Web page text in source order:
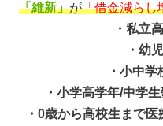
「維新」が「借金減らし
・私立
・幼
・小中
・小学高学年/中学
・0歳から高校生まで